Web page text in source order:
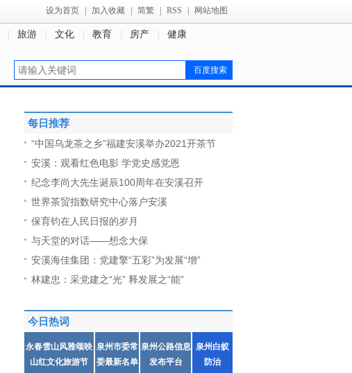
设为首页 加入收藏 简繁 RSS 网站地图
旅游 文化 教育 房产 健康
每日推荐
“中国乌龙茶之乡”福建安溪举办2021开茶节
安溪：观看红色电影 学党史感党恩
纪念李尚大先生诞辰100周年在安溪召开
世界茶贸指数研究中心落户安溪
保育钧在人民日报的岁月
与天堂的对话——想念大保
安溪海佳集团：党建擎“五彩”为发展“增”
林建忠：采党建之“光” 释发展之“能”
今日热词
永春雪山风雅颂映
山红文化旅游节
泉州市委常
委最新名单
泉州公路信息
发布平台
泉州白蚁
防治